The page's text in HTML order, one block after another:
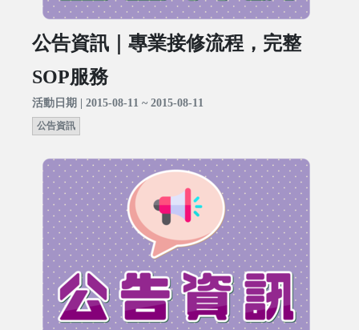
公告資訊｜專業接修流程，完整
SOP服務
活動日期 | 2015-08-11 ~ 2015-08-11
公告資訊